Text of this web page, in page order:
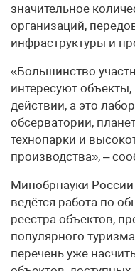
значительное
организаций,
инфраструктуры и
«Большинство
интересуют
действии, а это
обсерватории,
технопарки и
производства», –
Минобрнауки
ведётся работа по
реестра объектов,
популярного
перечень уже